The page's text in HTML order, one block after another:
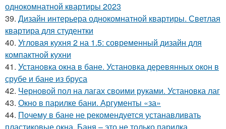
однокомнатной квартиры 2023
39. Дизайн интерьера однокомнатной квартиры. Светлая
квартира для студентки
40. Угловая кухня 2 на 1.5: современный дизайн для
компактной кухни
41. Установка окна в бане. Установка деревянных окон в
срубе и бане из бруса
42. Черновой пол на лагах своими руками. Установка лаг
43. Окно в парилке бани. Аргументы «за»
44. Почему в бане не рекомендуется устанавливать
пластиковые окна. Баня – это не только парилка